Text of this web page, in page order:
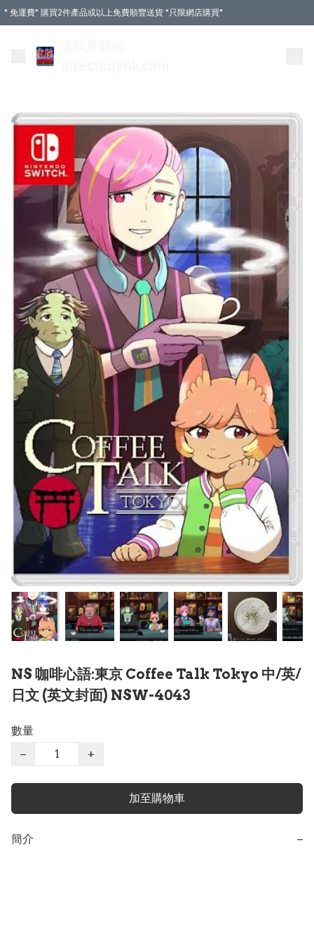
* 免運費* 購買2件產品或以上免費順豐送貨 *只限網店購買*
NS 咖啡心語:東京 Coffee Talk Tokyo 中/英/
日文 (英文封面) NSW-4043
數量
−
+
加至購物車
簡介 −